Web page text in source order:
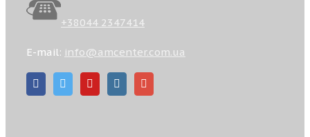
+38044 2347414
E-mail: info@amcenter.com.ua